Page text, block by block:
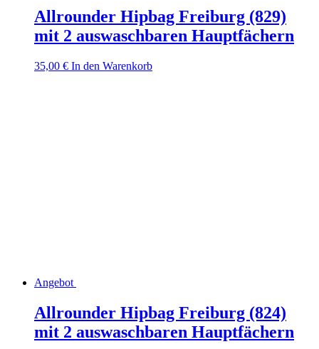
Allrounder Hipbag Freiburg (829)
mit 2 auswaschbaren Hauptfächern
35,00 € In den Warenkorb
Angebot
Allrounder Hipbag Freiburg (824)
mit 2 auswaschbaren Hauptfächern